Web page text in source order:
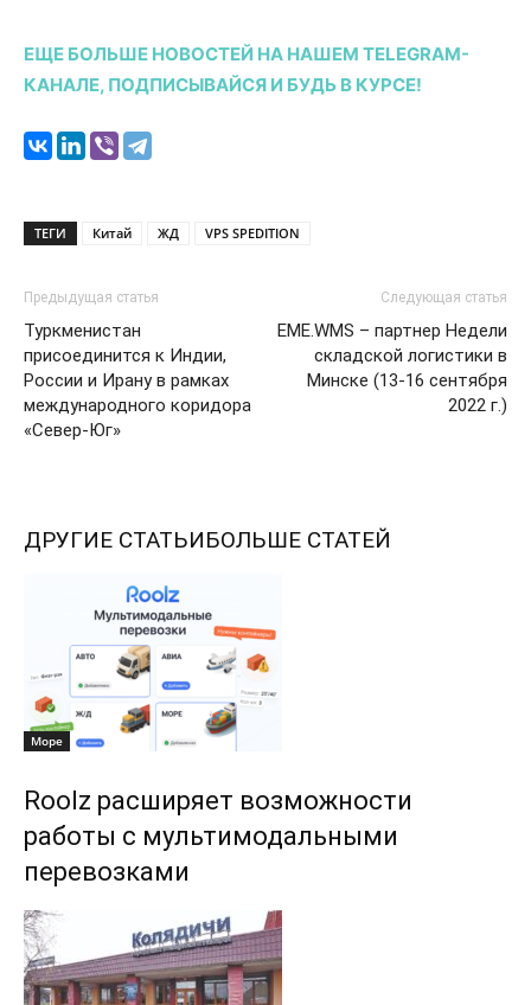
ЕЩЕ БОЛЬШЕ НОВОСТЕЙ НА НАШЕМ TELEGRAM-
КАНАЛЕ, ПОДПИСЫВАЙСЯ И БУДЬ В КУРСЕ!
ТЕГИ Китай ЖД VPS SPEDITION
Предыдущая статья
Туркменистан
присоединится к Индии,
России и Ирану в рамках
международного коридора
«Север-Юг»
Следующая статья
EME.WMS – партнер Недели
складской логистики в
Минске (13-16 сентября
2022 г.)
ДРУГИЕ СТАТЬИБОЛЬШЕ СТАТЕЙ
Море
Roolz расширяет возможности
работы с мультимодальными
перевозками